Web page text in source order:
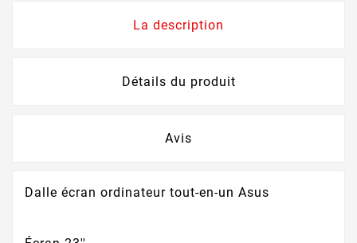
La description
Détails du produit
Avis
Dalle écran ordinateur tout-en-un Asus